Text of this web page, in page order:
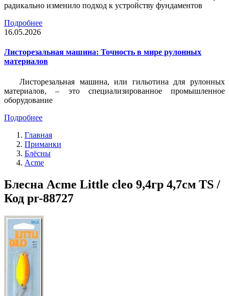
радикально изменило подход к устройству фундаментов
Подробнее
16.05.2026
Листорезальная машина: Точность в мире рулонных
материалов
Листорезальная машина, или гильотина для рулонных
материалов, – это специализированное промышленное
оборудование
Подробнее
Главная
Приманки
Блёсны
Acme
Блесна Acme Little cleo 9,4гр 4,7см TS /
Код pr-88727